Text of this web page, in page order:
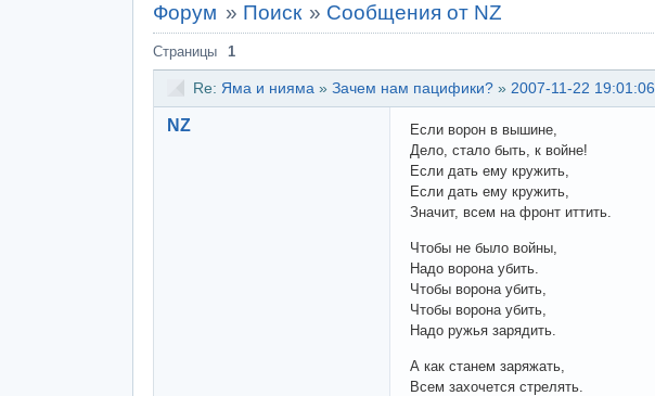
Форум » Поиск » Сообщения от NZ
Страницы 1
Re: Яма и нияма » Зачем нам пацифики? » 2007-11-22 19:01:06
NZ
Если ворон в вышине,
Дело, стало быть, к войне!
Если дать ему кружить,
Если дать ему кружить,
Значит, всем на фронт иттить.
Чтобы не было войны,
Надо ворона убить.
Чтобы ворона убить,
Чтобы ворона убить,
Надо ружья зарядить.
А как станем заряжать,
Всем захочется стрелять.